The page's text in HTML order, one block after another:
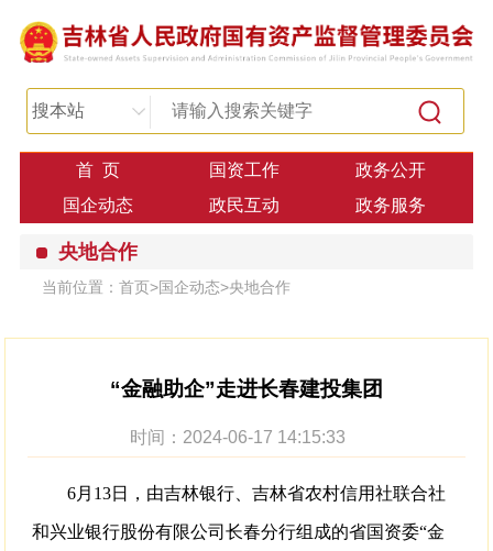
搜本站
首 页 国资工作
政务公开
国企动态
政民互动 政务服务
央地合作
当前位置： 首页>国企动态>央地合作
“金融助企”走进长春建投集团
时间：2024-06-17 14:15:33
6月13日，由吉林银行、吉林省农村信用社联合社
和兴业银行股份有限公司长春分行组成的省国资委“金